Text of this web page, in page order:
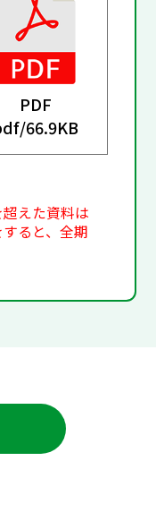
PDF
66.9KB
えた資料は
すると、全期